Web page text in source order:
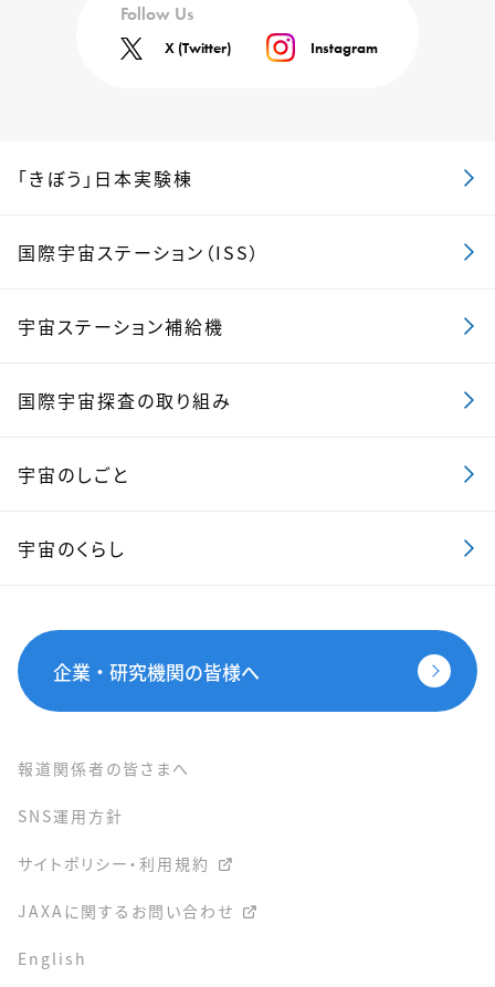
Follow Us
X (Twitter) Instagram
「きぼう」日本実験棟
国際宇宙ステーション（ISS）
宇宙ステーション補給機
国際宇宙探査の取り組み
宇宙のしごと
宇宙のくらし
企業・研究機関の皆様へ
報道関係者の皆さまへ
SNS運用方針
サイトポリシー・利用規約
JAXAに関するお問い合わせ
English